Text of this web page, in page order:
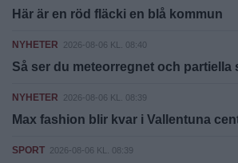
Här är en röd fläcki en blå kommun
NYHETER 2026-08-06 KL. 08:40
Så ser du meteorregnet och partiella
NYHETER 2026-08-06 KL. 08:39
Max fashion blir kvar i Vallentuna
SPORT 2026-08-06 KL. 08:39